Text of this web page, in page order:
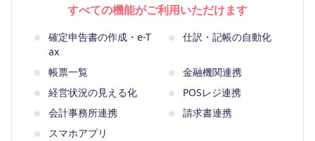
すべての機能がご利用いただけます
確定申告書の作成・e-T
ax
仕訳・記帳の自動化
帳票一覧
金融機関連携
経営状況の見える化
POSレジ連携
会計事務所連携
請求書連携
スマホアプリ